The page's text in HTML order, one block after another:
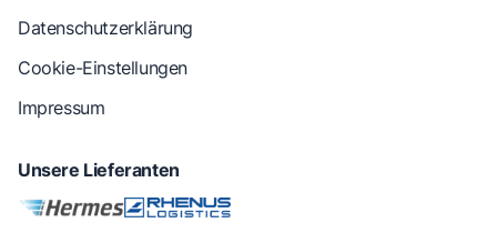
Datenschutzerklärung
Cookie-Einstellungen
Impressum
Unsere Lieferanten